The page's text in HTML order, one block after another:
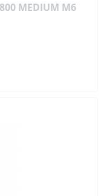
MEDIUM M6